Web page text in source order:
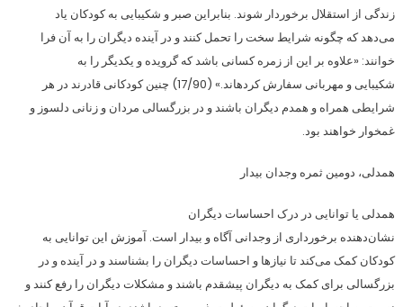
زندگی از استقلال برخوردار شوند. بنابراین صبر و شکیبایی به کودکان یاد
می‌دهد که چگونه شرایط سخت را تحمل کنند و در آینده دیگران را به‌ آن فرا
خوانند: «علاوه بر این از زمره کسانی باشد که گرویده و یکدیگر را به
شکیبایی و مهربانی سفارش کرده‏اند.» (17‌‌/‌‌90) چنین کودکانی قادرند در هر
شرایطی همراه و همدم دیگران باشند و در بزرگسالی مردان و زنانی دلسوز و
غمخوار خواهند بود.
همدلی، دومین ثمره وجدان بیدار
همدلی یا توانایی در درک احساسات دیگران
نشان‌دهنده برخورداری از وجدانی آگاه و بیدار است. آموزش این توانایی به
کودکان کمک می‌کند تا نیازها و احساسات دیگران را بشناسند و در آینده و در
بزرگسالی برای کمک به دیگران پیشقدم باشند و مشکلات دیگران را رفع کنند و